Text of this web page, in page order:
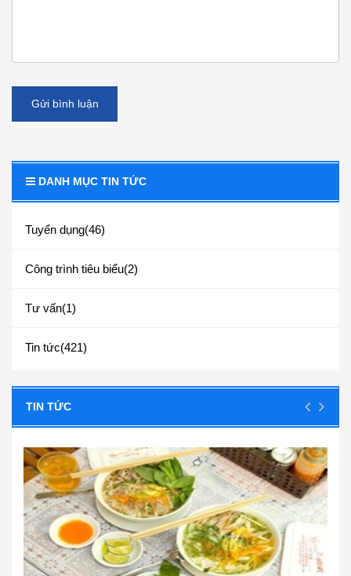
DANH MỤC TIN TỨC
Tuyển dụng(46)
Công trình tiêu biểu(2)
Tư vấn(1)
Tin tức(421)
TIN TỨC
Gửi bình luận